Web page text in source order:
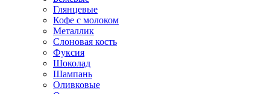
Глянцевые
Кофе с молоком
Металлик
Слоновая кость
Фуксия
Шоколад
Шампань
Оливковые